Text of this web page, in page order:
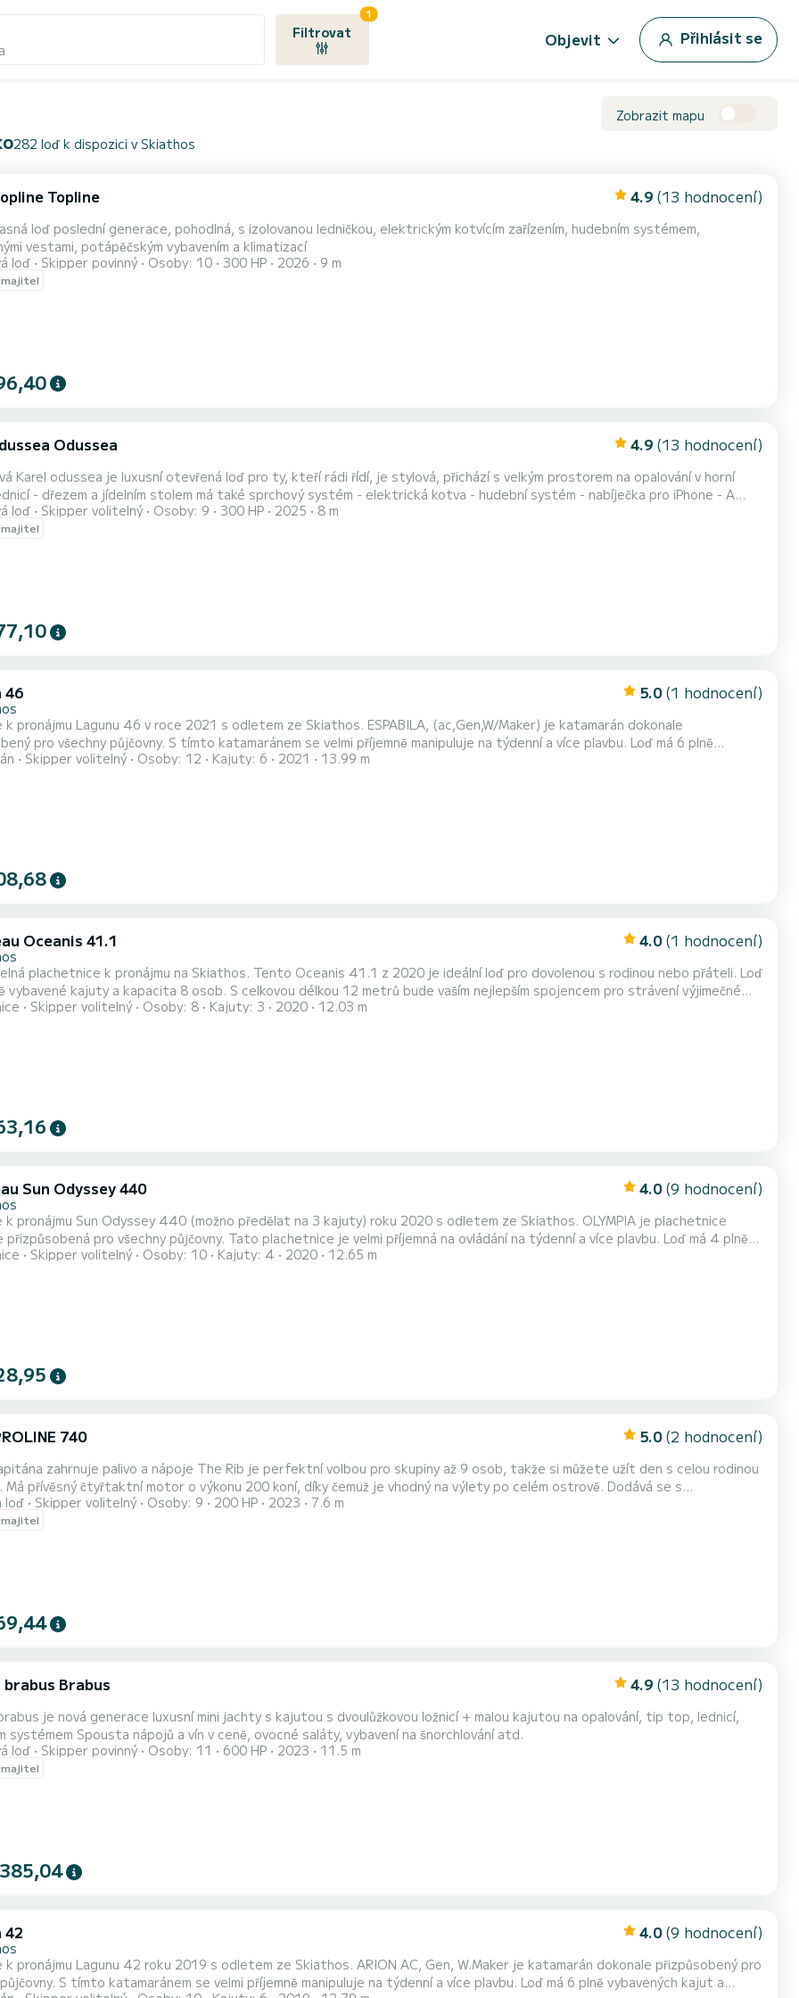
Filtrovat
1
Objevit Přihlásit se
Zobrazit mapu
282 loď k dispozici v Skiathos
Topline 4.9 (13 hodnocení)
loď poslední generace, pohodlná, s izolovanou ledničkou, elektrickým kotvícím zařízením, hudebním systémem,
vestami, potápěčským vybavením a klimatizací
loď
Skipper povinný Osoby: 10 300 HP 2026 9 m
Odussea 4.9 (13 hodnocení)
Karel odussea je luxusní otevřená loď pro ty, kteří rádi řídí, je stylová, přichází s velkým prostorem na opalování v horní
- dřezem a jídelním stolem má také sprchový systém - elektrická kotva - hudební systém - nabíječka pro iPhone - A
s podvodním skútrem, aby byla vaše dovolená ještě lepší
loď Skipper volitelný Osoby: 9 300 HP 2025 8 m
46 5.0 (1 hodnocení)
k pronájmu Lagunu 46 v roce 2021 s odletem ze Skiathos. ESPABILA, (ac,Gen,W/Maker) je katamarán dokonale
pro všechny půjčovny. S tímto katamaránem se velmi příjemně manipuluje na týdenní a více plavbu. Loď má 6 plně
kajut a kapacitu 11 osob. S celkovou délkou 14 metrů bude vaším nejlepším spojencem pro strávení výjimečné dovolené
Skipper volitelný Osoby: 12 Kajuty: 6 2021 13.99 m
Oceanis 41.1 4.0 (1 hodnocení)
plachetnice k pronájmu na Skiathos. Tento Oceanis 41.1 z 2020 je ideální loď pro dovolenou s rodinou nebo přáteli. Loď
vybavené kajuty a kapacita 8 osob. S celkovou délkou 12 metrů bude vaším nejlepším spojencem pro strávení výjimečné
This Oceanis 41.1 je vybavena 2 hlavicemi se sprchou. Tato loď je vybavena Hlavní plachtou s
Skipper volitelný Osoby: 8 Kajuty: 3 2020 12.03 m
Sun Odyssey 440 4.0 (9 hodnocení)
k pronájmu Sun Odyssey 440 (možno předělat na 3 kajuty) roku 2020 s odletem ze Skiathos. OLYMPIA je plachetnice
pro všechny půjčovny. Tato plachetnice je velmi příjemná na ovládání na týdenní a více plavbu. Loď má 4 plně
kajuty a kapacitu 10 osob. S celkovou délkou 13 metrů bude vaším nejlepším spojencem pro strávení výjimečné dovolené
Skipper volitelný Osoby: 10 Kajuty: 4 2020 12.65 m
740 5.0 (2 hodnocení)
a nápoje The Rib je perfektní volbou pro skupiny až 9 osob, takže si můžete užít den s celou rodinou
Má přívěsný čtyřtaktní motor o výkonu 200 koní, díky čemuž je vhodný na výlety po celém ostrově. Dodává se s
a polštáři pro pohodlí, chladicím boxem, USB pro hudbu a žebříkem pro usnadnění nastupování na loď. Loď je vybavena
potřebným bezpečnostním vybavením pro bezpečnost cestujících.
loď Skipper volitelný Osoby: 9 200 HP 2023 7.6 m
Brabus 4.9 (13 hodnocení)
je nová generace luxusní mini jachty s kajutou s dvoulůžkovou ložnicí + malou kajutou na opalování, tip top, lednicí,
hudebním systémem Spousta nápojů a vín v ceně, ovocné saláty, vybavení na šnorchlování atd.
loď
Skipper povinný Osoby: 11 600 HP 2023 11.5 m
42 4.0 (9 hodnocení)
k pronájmu Lagunu 42 roku 2019 s odletem ze Skiathos. ARION AC, Gen, W.Maker je katamarán dokonale přizpůsobený pro
S tímto katamaránem se velmi příjemně manipuluje na týdenní a více plavbu. Loď má 6 plně vybavených kajut a